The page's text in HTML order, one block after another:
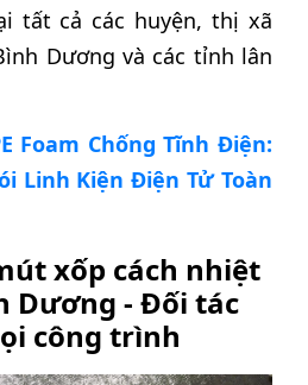
tất cả các huyện, thị xã
Dương và các tỉnh lân
Foam Chống Tĩnh Điện:
Linh Kiện Điện Tử Toàn
xốp cách nhiệt
Dương - Đối tác
công trình